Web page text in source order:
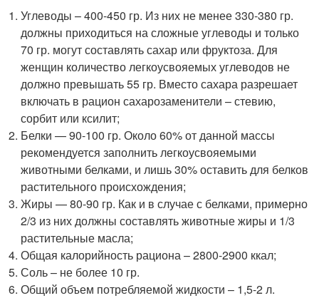
Углеводы – 400-450 гр. Из них не менее 330-380 гр.
должны приходиться на сложные углеводы и только
70 гр. могут составлять сахар или фруктоза. Для
женщин количество легкоусвояемых углеводов не
должно превышать 55 гр. Вместо сахара разрешает
включать в рацион сахарозаменители – стевию,
сорбит или ксилит;
Белки — 90-100 гр. Около 60% от данной массы
рекомендуется заполнить легкоусвояемыми
животными белками, и лишь 30% оставить для белков
растительного происхождения;
Жиры — 80-90 гр. Как и в случае с белками, примерно
2/3 из них должны составлять животные жиры и 1/3
растительные масла;
Общая калорийность рациона – 2800-2900 ккал;
Соль – не более 10 гр.
Общий объем потребляемой жидкости – 1,5-2 л.